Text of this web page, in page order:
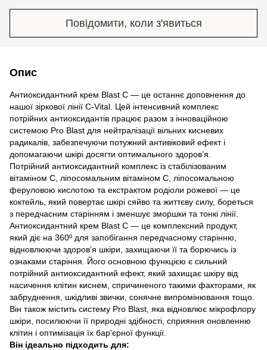
Повідомити, коли з'явиться
Опис
Антиоксидантний крем Blast C — це останнє доповнення до
нашої зіркової лінії C-Vital. Цей інтенсивний комплекс
потрійних антиоксидантів працює разом з інноваційною
системою Pro Blast для нейтралізації вільних кисневих
радикалів, забезпечуючи потужний антивіковий ефект і
допомагаючи шкірі досягти оптимального здоров’я.
Потрійний антиоксидантний комплекс із стабілізованим
вітаміном С, ліпосомальним вітаміном С, ліпосомальною
феруловою кислотою та екстрактом родіоли рожевої — це
коктейль, який повертає шкірі сяйво та життєву силу, бореться
з передчасним старінням і зменшує зморшки та тонкі лінії.
Антиоксидантний крем Blast C — це комплексний продукт,
який діє на 360º для запобігання передчасному старінню,
відновлюючи здоров’я шкіри, захищаючи її та борючись із
ознаками старіння. Його основною функцією є сильний
потрійний антиоксидантний ефект, який захищає шкіру від
насичення клітин киснем, спричиненого такими факторами, як
забруднення, шкідливі звички, сонячне випромінювання тощо.
Він також містить систему Pro Blast, яка відновлює мікрофлору
шкіри, посилюючи її природні здібності, сприяння оновленню
клітин і оптимізація їх бар'єрної функції.
Він ідеально підходить для: